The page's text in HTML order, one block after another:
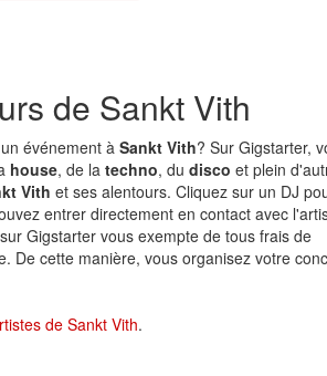
de Sankt Vith
événement à Sankt Vith? Sur Gigstarter,
house, de la techno, du disco et plein
Vith et ses alentours. Cliquez sur un DJ
entrer directement en contact avec
Gigstarter vous exempte de tous frais de
De cette manière, vous organisez votre
de Sankt Vith.